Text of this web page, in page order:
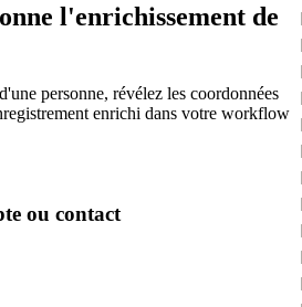
l'enrichissement de
personne, révélez les coordonnées
enrichi dans votre workflow
ou contact